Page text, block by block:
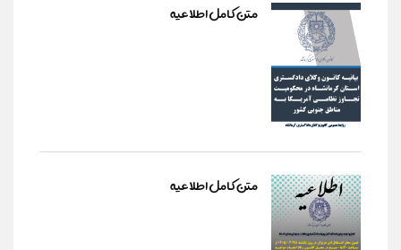
متن کامل اطلاعیه
متن کامل اطلاعیه